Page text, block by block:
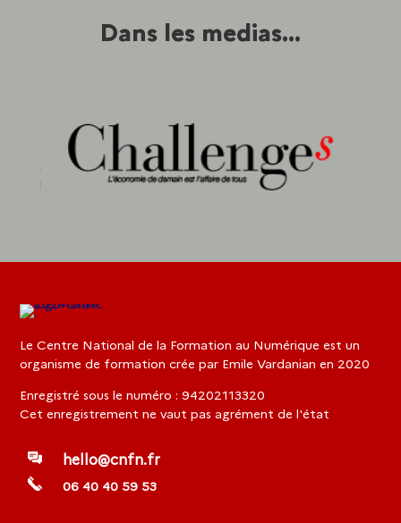
Dans les medias...
Le Centre National de la Formation au Numérique est un
organisme de formation crée par Emile Vardanian en 2020
Enregistré sous le numéro : 94202113320
Cet enregistrement ne vaut pas agrément de l'état
hello@cnfn.fr
06 40 40 59 53